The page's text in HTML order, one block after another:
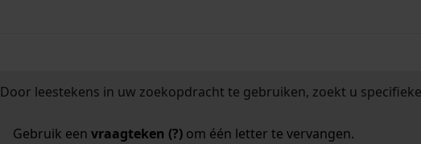
Door leestekens in uw zoekopdracht te gebruiken, zoekt u
Gebruik een vraagteken (?)om één letter te vervangen.